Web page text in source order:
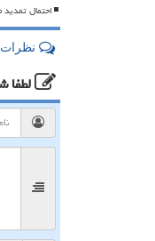
احتمال
نظرات
لطفا